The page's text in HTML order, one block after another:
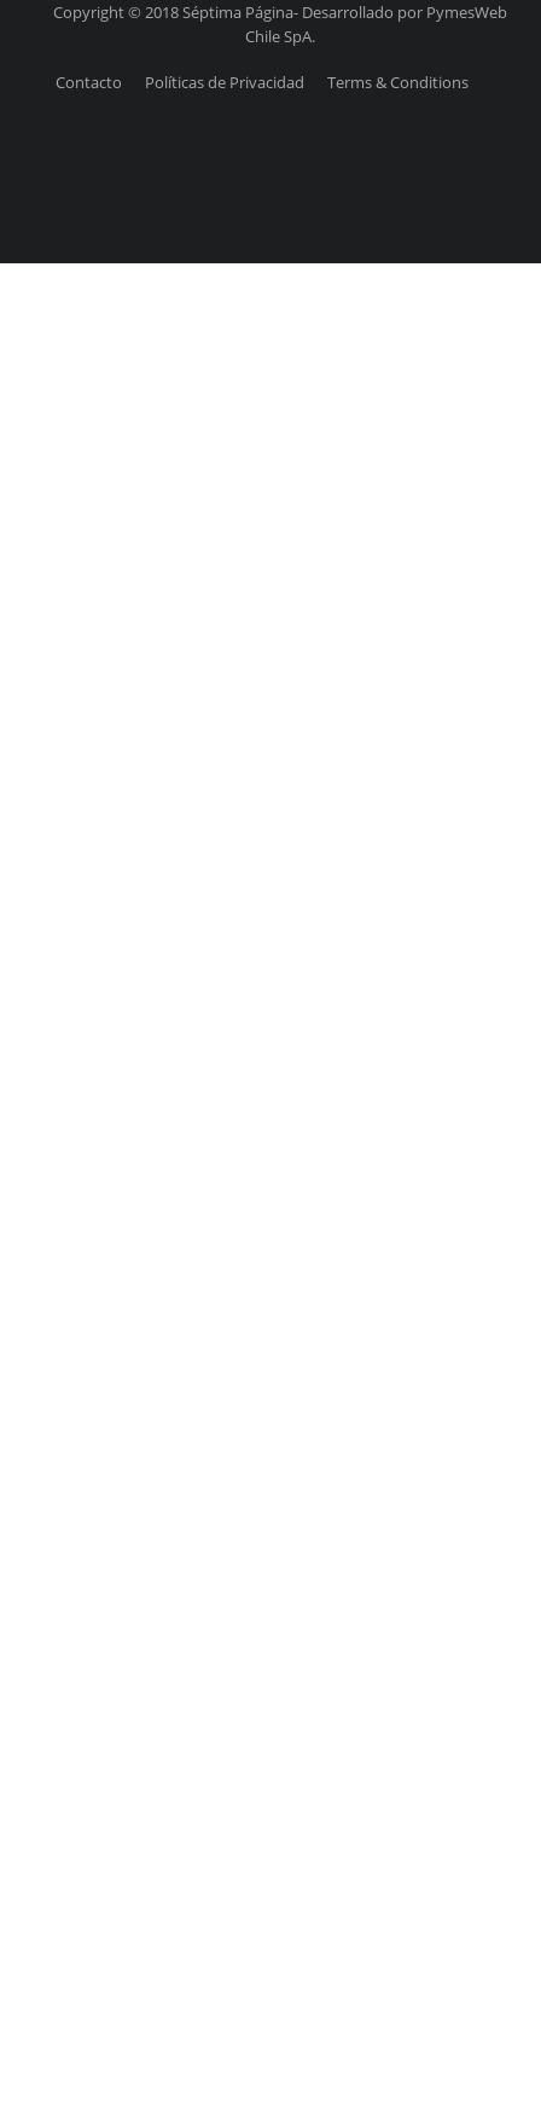
Copyright © 2018 Séptima Página- Desarrollado por PymesWeb
Chile SpA.
Contacto Políticas de Privacidad Terms & Conditions